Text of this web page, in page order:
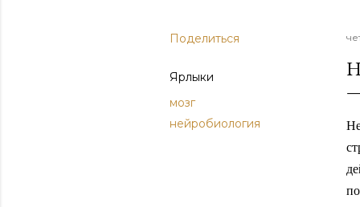
Поделиться
Ярлыки
мозг
нейробиология